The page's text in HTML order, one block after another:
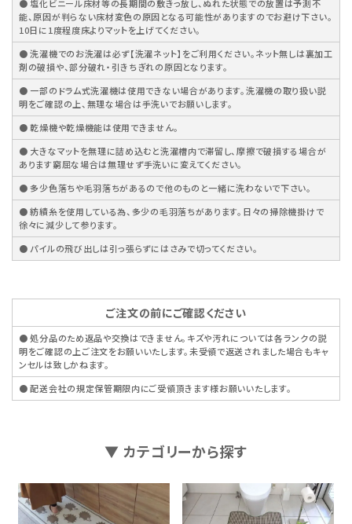
● 塩化ビニール床材等の長期間の敷きっ放し、ぬれた状態での放置は予測不
能、原因が判らない床材変色の原因となる可能性がありますのでお避け下さい。
10日に1度程度床よりマットを上げてください。
● 洗濯機でのお洗濯は必ず【洗濯ネット】をご利用ください。ネット無しは裏加工
剤の破損や、部分破れ・引きちぎれの原因となります。
● 一部のドラム式洗濯機は使用できない場合があります。洗濯機の取り扱い説
明をご確認の上、無理な場合は手洗いでお願いします。
● 乾燥機や乾燥機能は使用できません。
● 大きなマットを無理に詰め込むと洗濯槽内で滞留し、摩擦で破損する場合が
あります窮屈な場合は無理せず手洗いに変えてください。
● 多少色落ちや毛羽落ちがあるので他のものと一緒に洗わないで下さい。
● 紡績糸を使用している為、多少の毛羽落ちがあります。日々の掃除機掛けで
徐々に減少して参ります。
● パイルの飛び出しは引っ張らずにはさみで切ってください。
ご注文の前にご確認ください
● 処分品のため返品や交換はできません。キズや汚れについては各ランクの説
明をご確認の上ご注文をお願いいたします。未受領で返送されました場合もキャ
ンセルは致しかねます。
● 配送会社の規定保管期限内にご受領頂きます様お願いいたします。
▼ カテゴリーから探す